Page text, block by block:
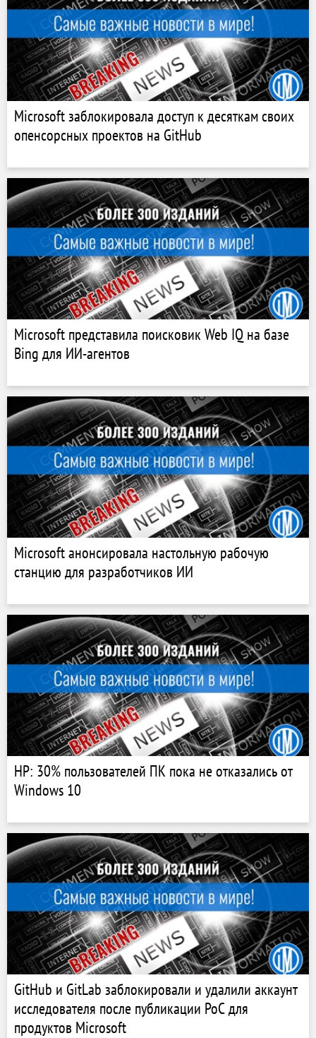
Microsoft заблокировала доступ к десяткам своих
опенсорсных проектов на GitHub
Microsoft представила поисковик Web IQ на базе
Bing для ИИ-агентов
Microsoft анонсировала настольную рабочую
станцию ​​для разработчиков ИИ
HP: 30% пользователей ПК пока не отказались от
Windows 10
GitHub и GitLab заблокировали и удалили аккаунт
исследователя после публикации PoC для
продуктов Microsoft